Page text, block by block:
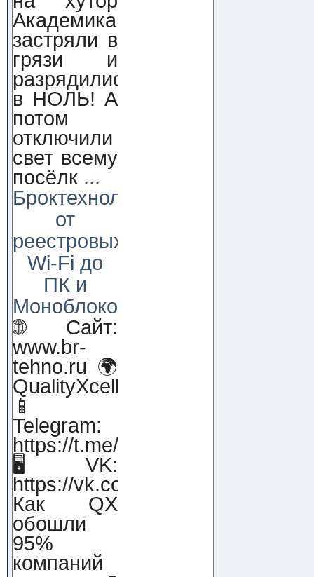
Академика,
застряли в
грязи и
разрядились
в НОЛЬ! А
потом
отключили
свет всему
посёлк ...
Броктехнолоджи:
от
реестровых
Wi-Fi до
ПК и
Моноблоков!
🌐 Сайт:
www.br-
tehno.ru 🌍
QualityXcellence.ru
📱
Telegram:
https://t.me/qx_lab_IT
🖥 VK:
https://vk.com/qualityxcellenc
Как QX
обошли
95%
компаний